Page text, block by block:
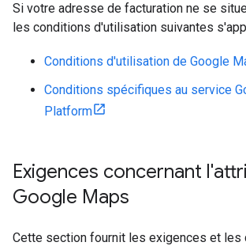
Si votre adresse de facturation ne se
les conditions d'utilisation suivantes
Conditions d'utilisation de Google
Conditions spécifiques au service
Platform
Exigences concernant
Google Maps
Cette section fournit les exigences et les